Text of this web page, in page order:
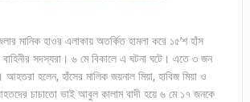
মানিক হাওর এলাকায় অতর্কিত হামলা করে ১৫’শ হাঁস
সদস্যরা। ৬ মে বিকালে এ ঘটনা ঘটে। এতে ৩ জন
হলেন, হাঁসের মালিক জয়নাল মিয়া, হাবিজ মিয়া ও
চাচাতো ভাই আবুল কালাম বাদী হয়ে ৬ মে ১৭ জনকে